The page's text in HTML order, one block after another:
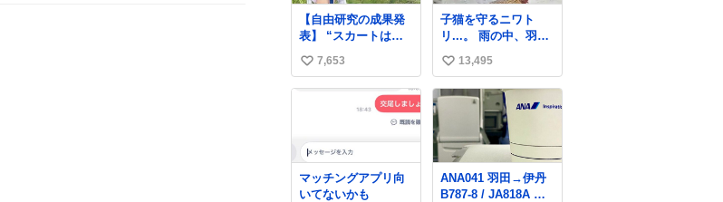
欲しいと。家内も一
緒に募金したので、
自分も何かできたら
なぁと思いました。
【自由研究の成果発
表】 “スカートは回
転によって広がる
が、岡澤恋によって
270°までなら広がら
ずに回転が可能なこ
とが証明された！”
い
い
7,653
子猫を守るニワト
リ...。 雨の中、羽の
中に子猫を入れて守
る姿に感動した！！
愛は種族を超える！
い
い
13,495
マッチングアプリ向
いてないかも
ANA041 羽田→伊丹
B787-8 / JA818A 使